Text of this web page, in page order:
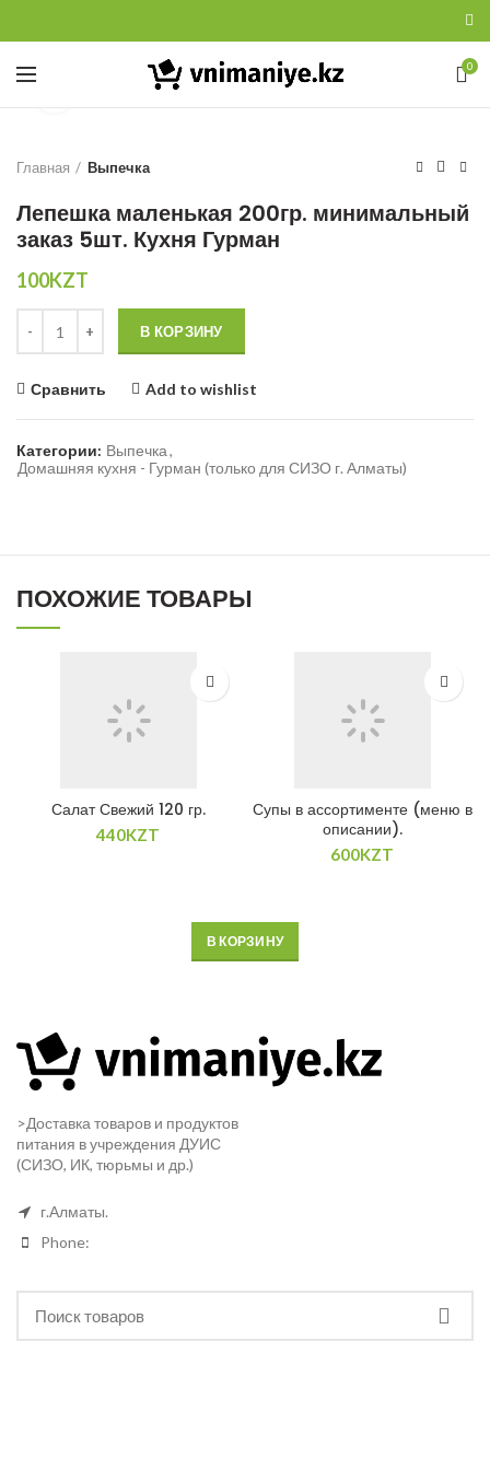
0
Главная Выпечка
Лепешка маленькая 200гр. минимальный
заказ 5шт. Кухня Гурман
100KZT
В КОРЗИНУ
Сравнить Add to wishlist
Категории: Выпечка,
Домашняя кухня - Гурман (только для СИЗО г. Алматы)
ПОХОЖИЕ ТОВАРЫ
Салат Свежий 120 гр.
440KZT
В КОРЗИНУ
Супы в ассортименте (меню в
описании).
600KZT
В КОРЗИНУ
>Доставка товаров и продуктов
питания в учреждения ДУИС
(СИЗО, ИК, тюрьмы и др.)
г.Алматы.
Phone: